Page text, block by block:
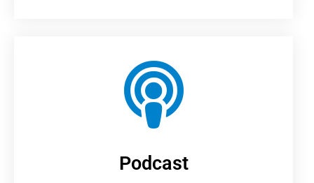
Podcast